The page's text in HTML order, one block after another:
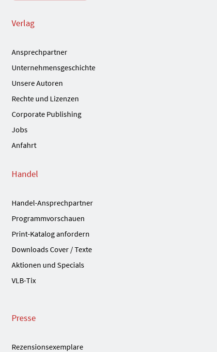
Verlag
Ansprechpartner
Unternehmensgeschichte
Unsere Autoren
Rechte und Lizenzen
Corporate Publishing
Jobs
Anfahrt
Handel
Handel-Ansprechpartner
Programmvorschauen
Print-Katalog anfordern
Downloads Cover / Texte
Aktionen und Specials
VLB-Tix
Presse
Rezensionsexemplare